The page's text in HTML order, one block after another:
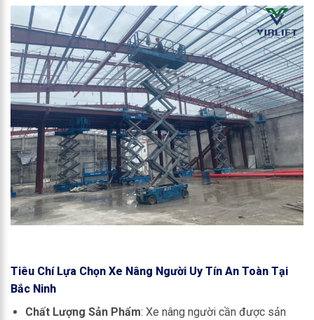
Tiêu Chí Lựa Chọn Xe Nâng Người Uy Tín An Toàn Tại
Bắc Ninh
Chất Lượng Sản Phẩm: Xe nâng người cần được sản